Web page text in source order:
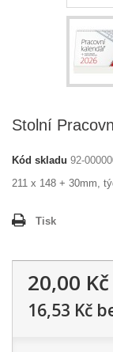
Stolní
Kód skladu 92-
211 x 148 + 30mm,
Tisk
20,00 Kč
16,53 Kč